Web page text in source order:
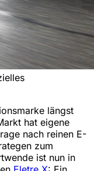
längst
hat eigene
nach reinen E-
zum
ist nun in